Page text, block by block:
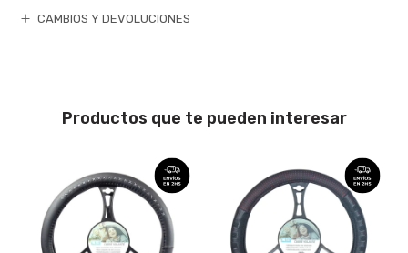
CAMBIOS Y DEVOLUCIONES
Productos que te pueden interesar